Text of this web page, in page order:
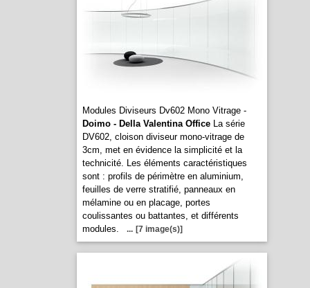
Modules Diviseurs Dv602 Mono Vitrage -
Doimo - Della Valentina OfficeLa série
DV602, cloison diviseur mono-vitrage de
3cm, met en évidence la simplicité et la
technicité. Les éléments caractéristiques
sont : profils de périmètre en aluminium,
feuilles de verre stratifié, panneaux en
mélamine ou en placage, portes
coulissantes ou battantes, et différents
modules.
... [7 image(s)]